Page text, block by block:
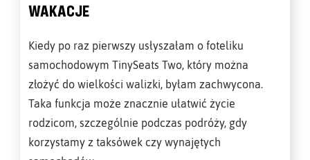
WAKACJE
Kiedy po raz pierwszy usłyszałam o foteliku
samochodowym TinySeats Two, który można
złożyć do wielkości walizki, byłam zachwycona.
Taka funkcja może znacznie ułatwić życie
rodzicom, szczególnie podczas podróży, gdy
korzystamy z taksówek czy wynajętych